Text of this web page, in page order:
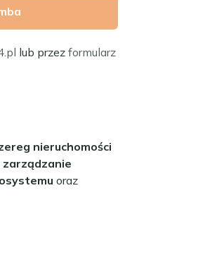
lub przez formularz
nieruchomości
oraz